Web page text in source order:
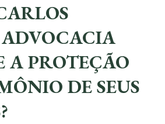
ADVOCACIA
A PROTEÇÃO
DE SEUS